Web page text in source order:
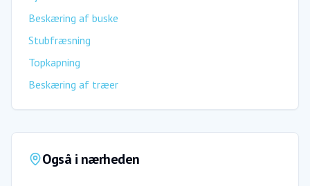
Beskæring af buske
Stubfræsning
Topkapning
Beskæring af træer
Også i nærheden